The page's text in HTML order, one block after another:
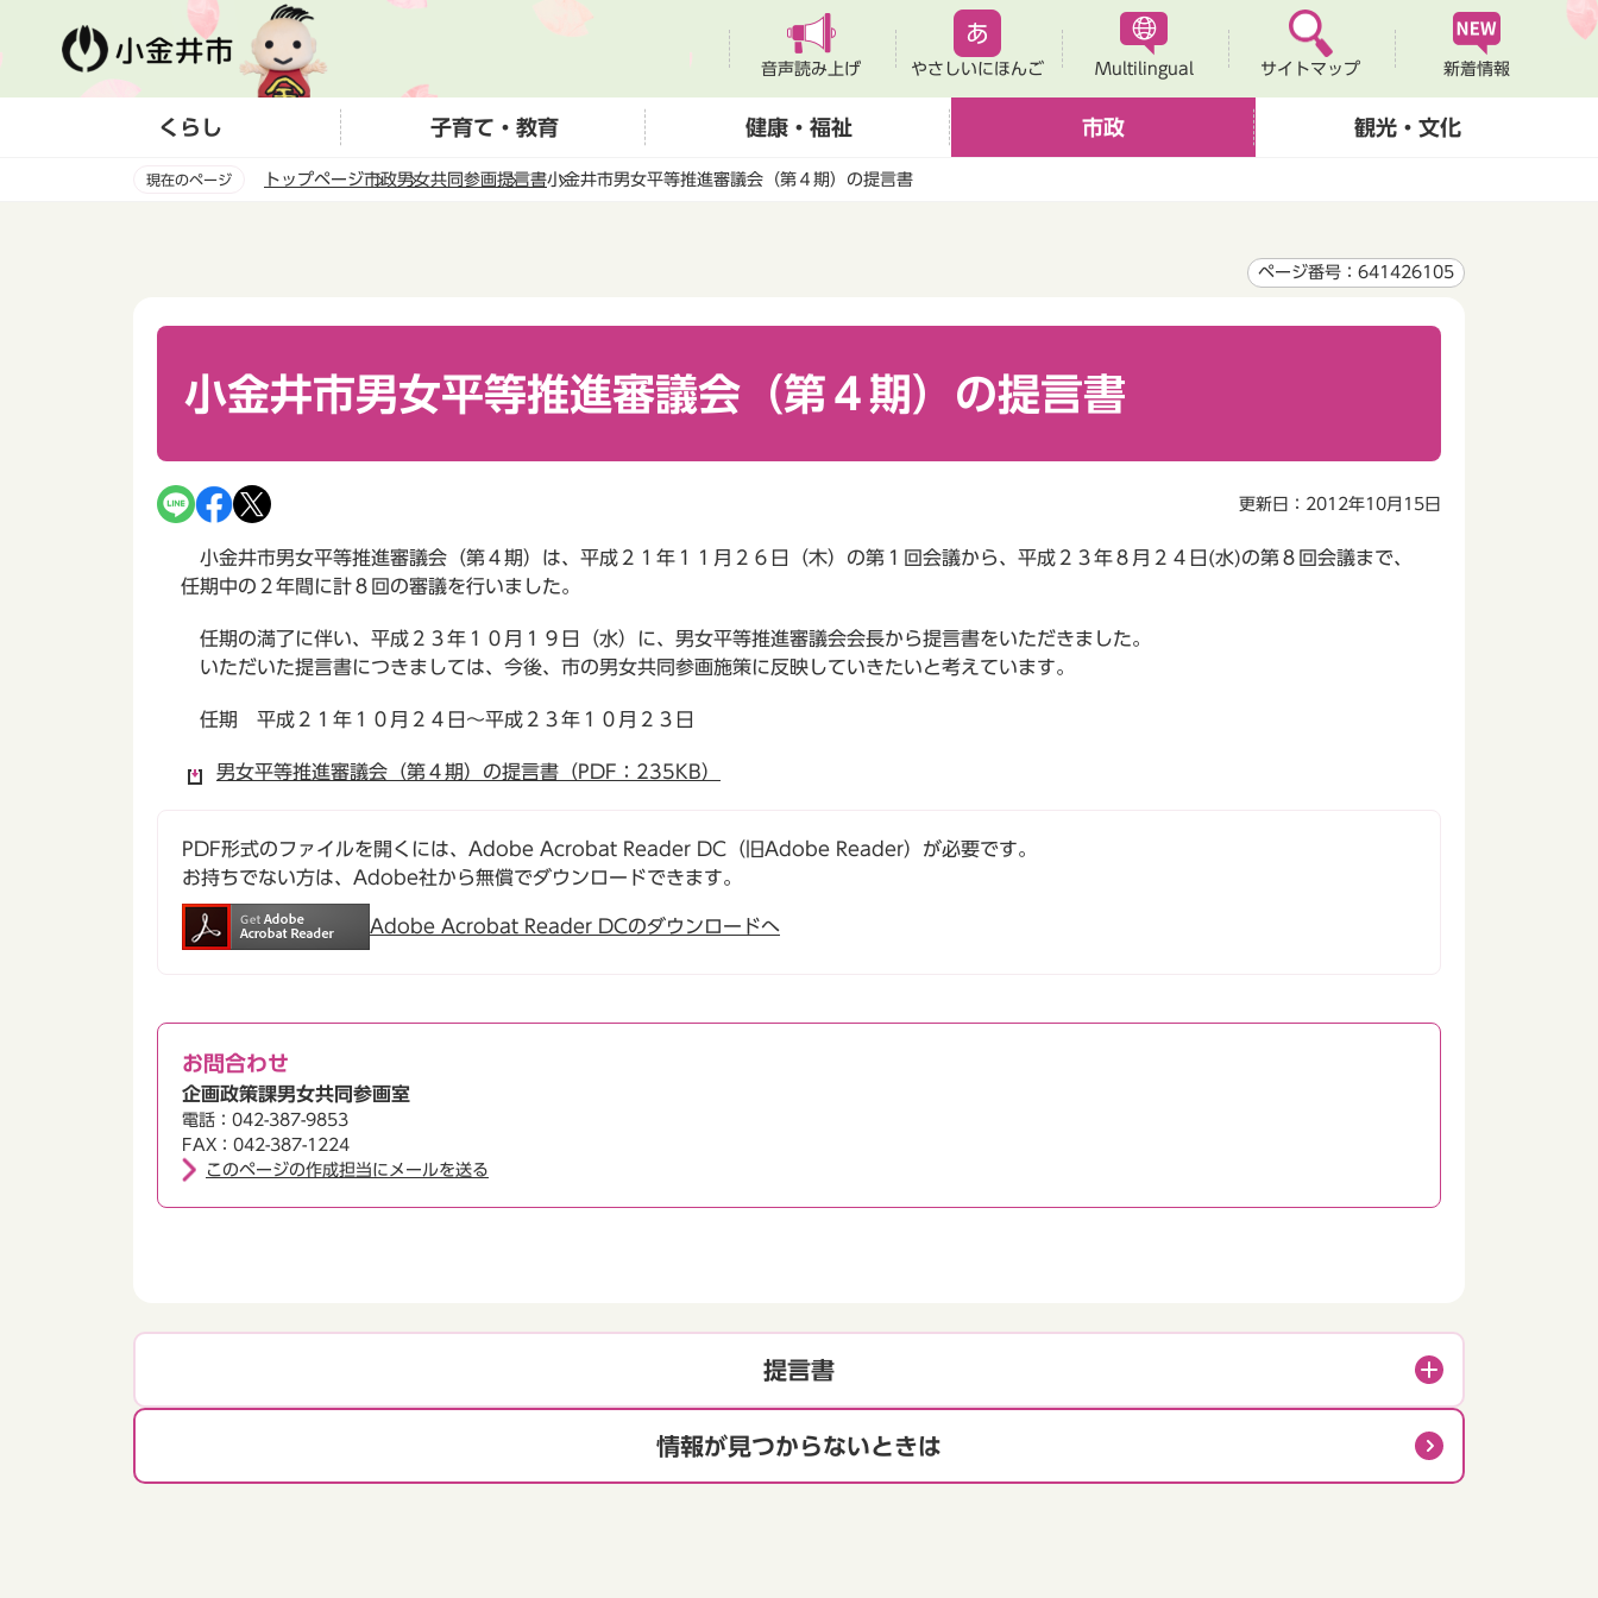
ー
音声読み上げ やさしいにほんご Multilingual サイトマップ 新着情報
くらし 子育て・教育 健康・福祉 市政 観光・文化
現在のページ トップページ市政男女共同参画提言書小金井市男女平等推進審議会（第４期）の提言書
ページ番号：641426105
小金井市男女平等推進審議会（第４期）の提言書
更新日：2012年10月15日
小金井市男女平等推進審議会（第４期）は、平成２１年１１月２６日（木）の第１回会議から、平成２３年８月２４日(水)の第８回会議まで、
任期中の２年間に計８回の審議を行いました。
任期の満了に伴い、平成２３年１０月１９日（水）に、男女平等推進審議会会長から提言書をいただきました。
いただいた提言書につきましては、今後、市の男女共同参画施策に反映していきたいと考えています。
任期 平成２１年１０月２４日～平成２３年１０月２３日
男女平等推進審議会（第４期）の提言書（PDF：235KB）
PDF形式のファイルを開くには、Adobe Acrobat Reader DC（旧Adobe Reader）が必要です。
お持ちでない方は、Adobe社から無償でダウンロードできます。
Adobe Acrobat Reader DCのダウンロードへ
お問合わせ
企画政策課男女共同参画室
電話：042-387-9853
FAX：042-387-1224
このページの作成担当にメールを送る
提言書
情報が見つからないときは